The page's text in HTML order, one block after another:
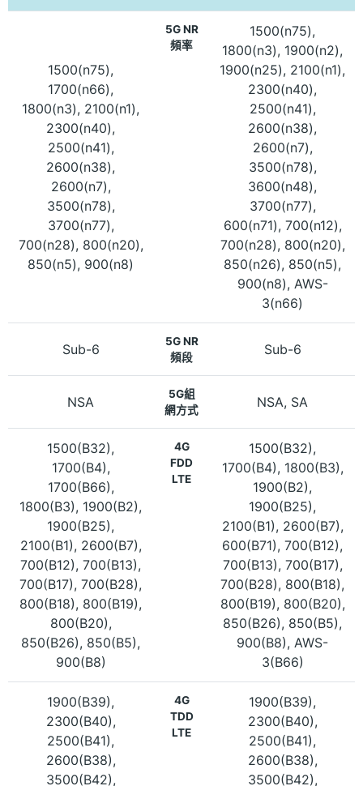
1500(n75),
1700(n66),
1800(n3), 2100(n1),
2300(n40),
2500(n41),
2600(n38),
2600(n7),
3500(n78),
3700(n77),
700(n28), 800(n20),
850(n5), 900(n8)
5G NR
頻率
1500(n75),
1800(n3), 1900(n2),
1900(n25), 2100(n1),
2300(n40),
2500(n41),
2600(n38),
2600(n7),
3500(n78),
3600(n48),
3700(n77),
600(n71), 700(n12),
700(n28), 800(n20),
850(n26), 850(n5),
900(n8), AWS-
3(n66)
Sub-6
5G NR
頻段
Sub-6
NSA
5G組
網方式
NSA, SA
1500(B32),
1700(B4),
1700(B66),
1800(B3), 1900(B2),
1900(B25),
2100(B1), 2600(B7),
700(B12), 700(B13),
700(B17), 700(B28),
800(B18), 800(B19),
800(B20),
850(B26), 850(B5),
900(B8)
4G
FDD
LTE
1500(B32),
1700(B4), 1800(B3),
1900(B2),
1900(B25),
2100(B1), 2600(B7),
600(B71), 700(B12),
700(B13), 700(B17),
700(B28), 800(B18),
800(B19), 800(B20),
850(B26), 850(B5),
900(B8), AWS-
3(B66)
1900(B39),
2300(B40),
2500(B41),
2600(B38),
3500(B42),
4G
TDD
LTE
1900(B39),
2300(B40),
2500(B41),
2600(B38),
3500(B42),